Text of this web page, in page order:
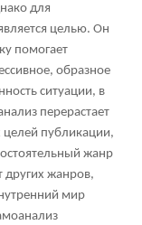
для
целью. Он
помогает
образное
ситуации, в
перерастает
целей публикации,
жанр
других жанров,
мир